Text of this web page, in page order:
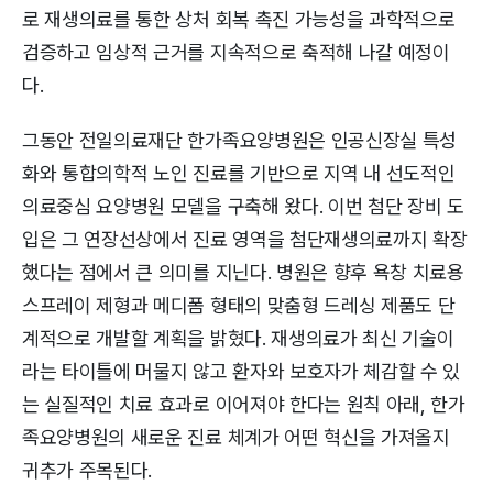
로 재생의료를 통한 상처 회복 촉진 가능성을 과학적으로
검증하고 임상적 근거를 지속적으로 축적해 나갈 예정이
다.
그동안 전일의료재단 한가족요양병원은 인공신장실 특성
화와 통합의학적 노인 진료를 기반으로 지역 내 선도적인
의료중심 요양병원 모델을 구축해 왔다. 이번 첨단 장비 도
입은 그 연장선상에서 진료 영역을 첨단재생의료까지 확장
했다는 점에서 큰 의미를 지닌다. 병원은 향후 욕창 치료용
스프레이 제형과 메디폼 형태의 맞춤형 드레싱 제품도 단
계적으로 개발할 계획을 밝혔다. 재생의료가 최신 기술이
라는 타이틀에 머물지 않고 환자와 보호자가 체감할 수 있
는 실질적인 치료 효과로 이어져야 한다는 원칙 아래, 한가
족요양병원의 새로운 진료 체계가 어떤 혁신을 가져올지
귀추가 주목된다.